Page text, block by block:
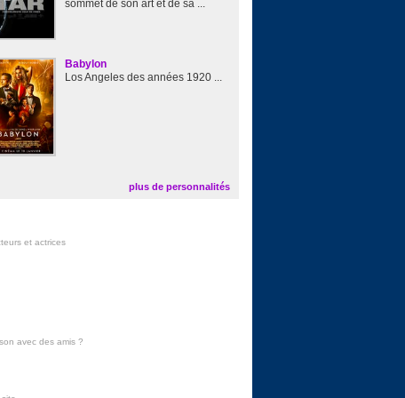
sommet de son art et de sa ...
Babylon
Los Angeles des années 1920 ...
plus de personnalités
et actrices
avec des amis?